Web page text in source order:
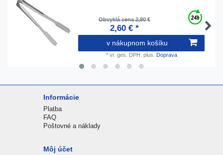
Obvyklá cena 2,80 €
2,60 € *
v nákupnom košíku
* vr. ges. DPH. plus. Doprava
Informácie
Platba
FAQ
Poštovné a náklady
Môj účet